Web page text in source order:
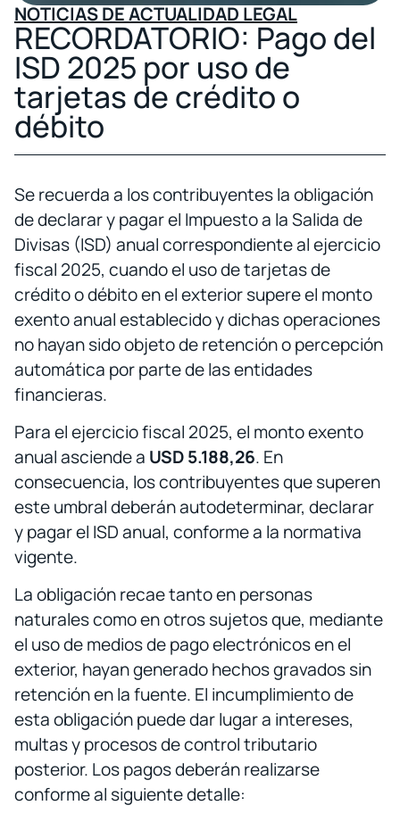
NOTICIAS DE ACTUALIDAD LEGAL
RECORDATORIO: Pago del
ISD 2025 por uso de
tarjetas de crédito o
débito
Se recuerda a los contribuyentes la obligación
de declarar y pagar el Impuesto a la Salida de
Divisas (ISD) anual correspondiente al ejercicio
fiscal 2025, cuando el uso de tarjetas de
crédito o débito en el exterior supere el monto
exento anual establecido y dichas operaciones
no hayan sido objeto de retención o percepción
automática por parte de las entidades
financieras.
Para el ejercicio fiscal 2025, el monto exento
anual asciende a USD 5.188,26. En
consecuencia, los contribuyentes que superen
este umbral deberán autodeterminar, declarar
y pagar el ISD anual, conforme a la normativa
vigente.
La obligación recae tanto en personas
naturales como en otros sujetos que, mediante
el uso de medios de pago electrónicos en el
exterior, hayan generado hechos gravados sin
retención en la fuente. El incumplimiento de
esta obligación puede dar lugar a intereses,
multas y procesos de control tributario
posterior. Los pagos deberán realizarse
conforme al siguiente detalle: